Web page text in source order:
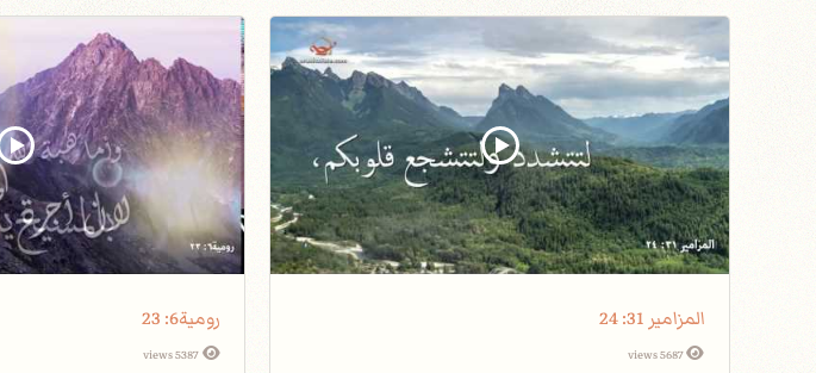
المزامير 31: 24
5687 views
رومية6: 23